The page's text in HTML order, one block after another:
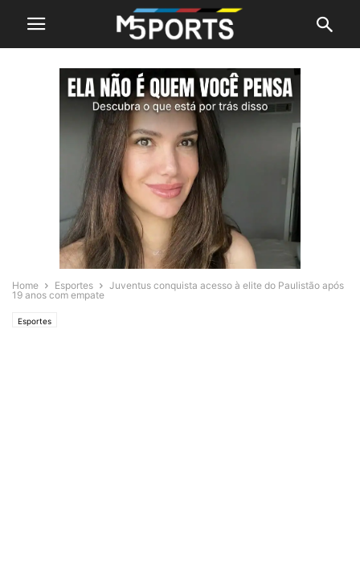
Home Esportes
Juventus conquista acesso à elite do Paulistão após
19 anos com empate
Esportes